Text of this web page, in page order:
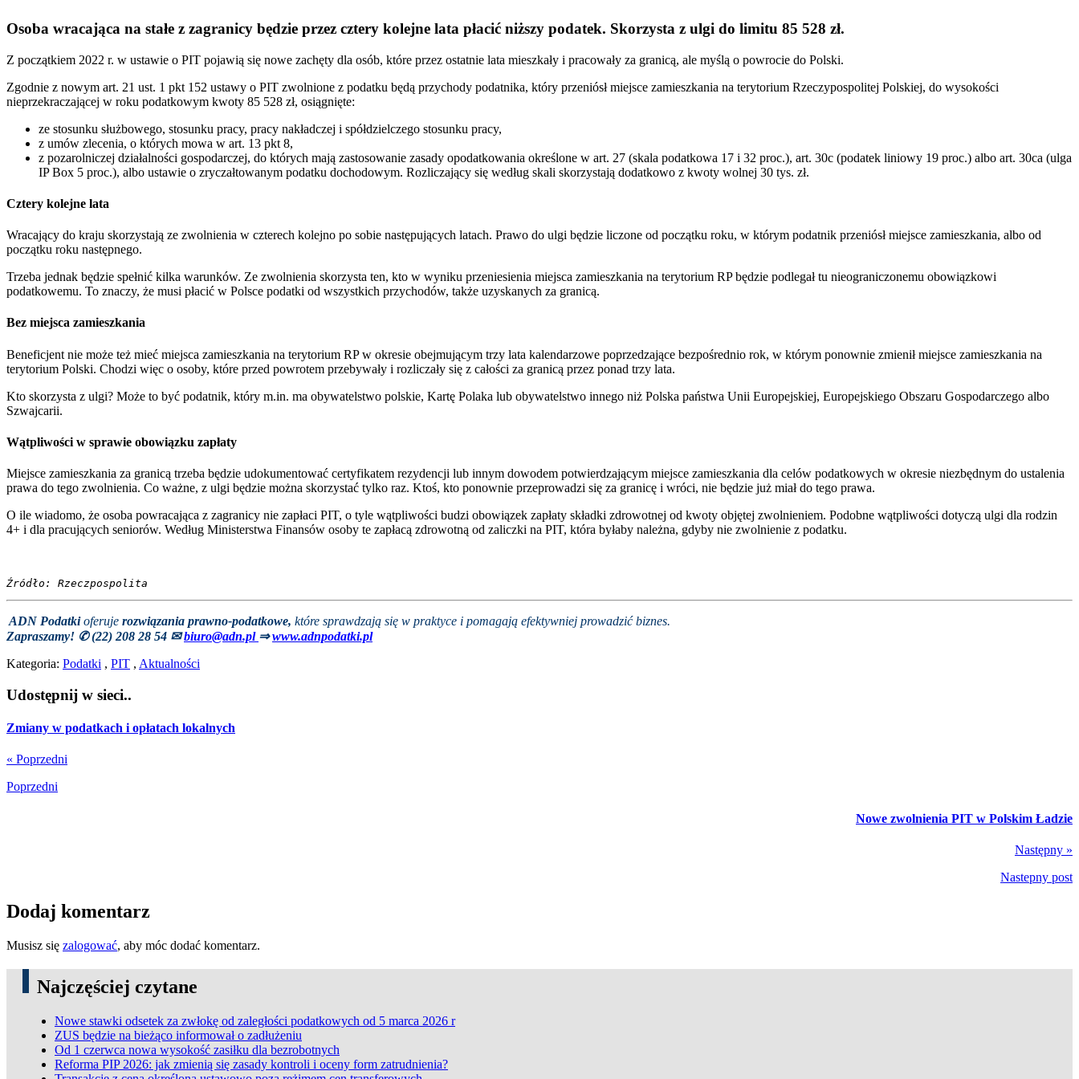
Osoba wracająca na stałe z zagranicy będzie przez cztery kolejne lata płacić niższy podatek. Skorzysta z ulgi do limitu 85 528 zł.
Z początkiem 2022 r. w ustawie o PIT pojawią się nowe zachęty dla osób, które przez ostatnie lata mieszkały i pracowały za granicą, ale myślą o powrocie do Polski.
Zgodnie z nowym art. 21 ust. 1 pkt 152 ustawy o PIT zwolnione z podatku będą przychody podatnika, który przeniósł miejsce zamieszkania na terytorium Rzeczypospolitej Polskiej, do wysokości
nieprzekraczającej w roku podatkowym kwoty 85 528 zł, osiągnięte:
ze stosunku służbowego, stosunku pracy, pracy nakładczej i spółdzielczego stosunku pracy,
z umów zlecenia, o których mowa w art. 13 pkt 8,
z pozarolniczej działalności gospodarczej, do których mają zastosowanie zasady opodatkowania określone w art. 27 (skala podatkowa 17 i 32 proc.), art. 30c (podatek liniowy 19 proc.) albo art. 30ca (ulga
IP Box 5 proc.), albo ustawie o zryczałtowanym podatku dochodowym. Rozliczający się według skali skorzystają dodatkowo z kwoty wolnej 30 tys. zł.
Cztery kolejne lata
Wracający do kraju skorzystają ze zwolnienia w czterech kolejno po sobie następujących latach. Prawo do ulgi będzie liczone od początku roku, w którym podatnik przeniósł miejsce zamieszkania, albo od
początku roku następnego.
Trzeba jednak będzie spełnić kilka warunków. Ze zwolnienia skorzysta ten, kto w wyniku przeniesienia miejsca zamieszkania na terytorium RP będzie podlegał tu nieograniczonemu obowiązkowi
podatkowemu. To znaczy, że musi płacić w Polsce podatki od wszystkich przychodów, także uzyskanych za granicą.
Bez miejsca zamieszkania
Beneficjent nie może też mieć miejsca zamieszkania na terytorium RP w okresie obejmującym trzy lata kalendarzowe poprzedzające bezpośrednio rok, w którym ponownie zmienił miejsce zamieszkania na
terytorium Polski. Chodzi więc o osoby, które przed powrotem przebywały i rozliczały się z całości za granicą przez ponad trzy lata.
Kto skorzysta z ulgi? Może to być podatnik, który m.in. ma obywatelstwo polskie, Kartę Polaka lub obywatelstwo innego niż Polska państwa Unii Europejskiej, Europejskiego Obszaru Gospodarczego albo
Szwajcarii.
Wątpliwości w sprawie obowiązku zapłaty
Miejsce zamieszkania za granicą trzeba będzie udokumentować certyfikatem rezydencji lub innym dowodem potwierdzającym miejsce zamieszkania dla celów podatkowych w okresie niezbędnym do ustalenia
prawa do tego zwolnienia. Co ważne, z ulgi będzie można skorzystać tylko raz. Ktoś, kto ponownie przeprowadzi się za granicę i wróci, nie będzie już miał do tego prawa.
O ile wiadomo, że osoba powracająca z zagranicy nie zapłaci PIT, o tyle wątpliwości budzi obowiązek zapłaty składki zdrowotnej od kwoty objętej zwolnieniem. Podobne wątpliwości dotyczą ulgi dla rodzin
4+ i dla pracujących seniorów. Według Ministerstwa Finansów osoby te zapłacą zdrowotną od zaliczki na PIT, która byłaby należna, gdyby nie zwolnienie z podatku.
Źródło: Rzeczpospolita
ADN Podatkioferuje rozwiązania prawno-podatkowe, które sprawdzają się w praktyce i pomagają efektywniej prowadzić biznes.
Zapraszamy! ✆ (22) 208 28 54 ✉biuro@adn.pl ⇒ www.adnpodatki.pl
Kategoria: Podatki , PIT , Aktualności
Udostępnij w sieci..
Zmiany w podatkach i opłatach lokalnych
« Poprzedni
Poprzedni
Nowe zwolnienia PIT w Polskim Ładzie
Następny »
Nastepny post
Dodaj komentarz
Musisz się zalogować, aby móc dodać komentarz.
Najczęściej czytane
Nowe stawki odsetek za zwłokę od zaległości podatkowych od 5 marca 2026 r
ZUS będzie na bieżąco informował o zadłużeniu
Od 1 czerwca nowa wysokość zasiłku dla bezrobotnych
Reforma PIP 2026: jak zmienią się zasady kontroli i oceny form zatrudnienia?